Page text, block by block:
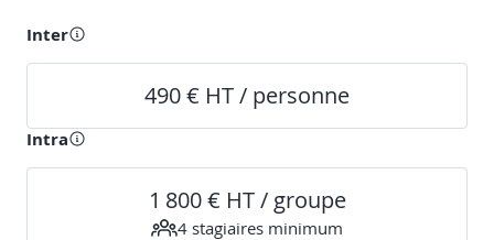
Inter
490 € HT / personne
Intra
1 800 € HT / groupe
4 stagiaires minimum